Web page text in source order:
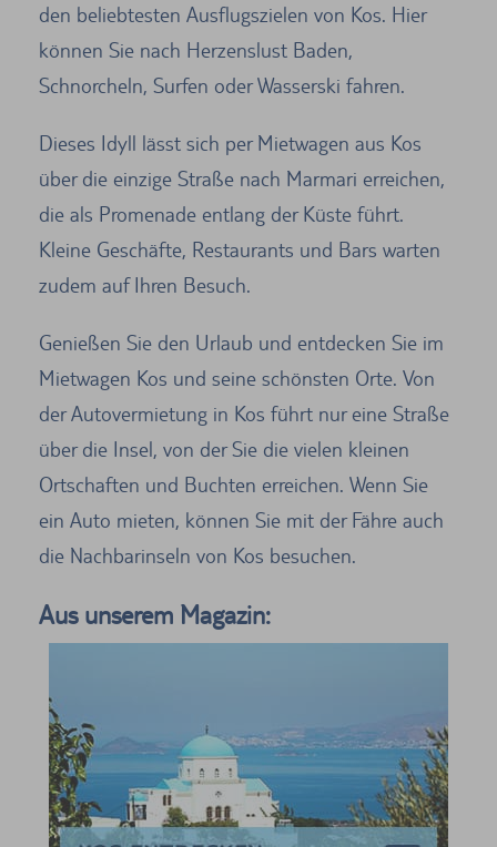
den beliebtesten Ausflugszielen von Kos. Hier
können Sie nach Herzenslust Baden,
Schnorcheln, Surfen oder Wasserski fahren.
Dieses Idyll lässt sich per Mietwagen aus Kos
über die einzige Straße nach Marmari erreichen,
die als Promenade entlang der Küste führt.
Kleine Geschäfte, Restaurants und Bars warten
zudem auf Ihren Besuch.
Genießen Sie den Urlaub und entdecken Sie im
Mietwagen Kos und seine schönsten Orte. Von
der Autovermietung in Kos führt nur eine Straße
über die Insel, von der Sie die vielen kleinen
Ortschaften und Buchten erreichen. Wenn Sie
ein Auto mieten, können Sie mit der Fähre auch
die Nachbarinseln von Kos besuchen.
Aus unserem Magazin: